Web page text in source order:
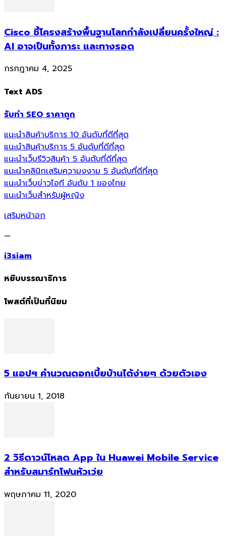
Cisco ชี้โครงสร้างพื้นฐานโลกกำลังเปลี่ยนครั้งใหญ่ :
AI อาจเป็นทั้งภาระ และทางรอด
กรกฎาคม 4, 2025
Text ADS
รับทำ SEO ราคาถูก
แนะนำสินค้าบริการ 10 อันดับที่ดีที่สุด
แนะนำสินค้าบริการ 5 อันดับที่ดีที่สุด
แนะนำเว็บรีวิวสินค้า 5 อันดับที่ดีที่สุด
แนะนำคลินิกเสริมความงงาม 5 อันดับที่ดีที่สุด
แนะนำเว็บข่าวไอที อันดับ 1 ของไทย
แนะนำเว็บสำหรับผู้หญิง
เสริมหน้าอก
—
i3siam
หยิบบรรณาธิการ
โพสต์ที่เป็นที่นิยม
5 แอปฯ คำนวณดอกเบี้ยบ้านได้ง่ายๆ ด้วยตัวเอง
กันยายน 1, 2018
2 วิธีดาวน์โหลด App ใน Huawei Mobile Service
สำหรับสมาร์ทโฟนหัวเว่ย
พฤษภาคม 11, 2020